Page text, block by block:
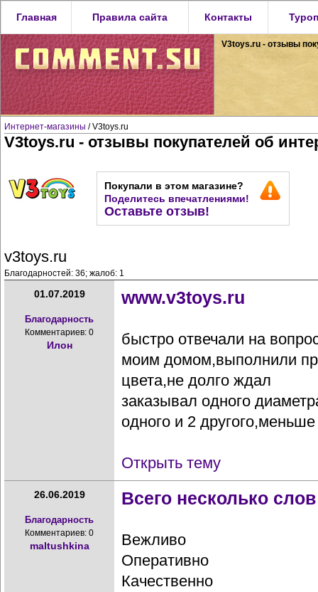
Главная Правила сайта Контакты
V3toys.ru - отзывы
Интернет-магазины / V3toys.ru
V3toys.ru - отзывы покупателей об
Покупали в этом магазине?
Поделитесь впечатлениями!
Оставьте отзыв!
v3toys.ru
Благодарностей: 36; жалоб: 1
01.07.2019
Благодарность
Комментариев: 0
Илон
www.v3toys.ru
быстро отвечали на
моим домом,выполнили
цвета,не долго ждал
заказывал одного
одного и 2
Открыть тему
26.06.2019
Благодарность
Комментариев: 0
maltushkina
Всего несколько
Вежливо
Оперативно
Качественно